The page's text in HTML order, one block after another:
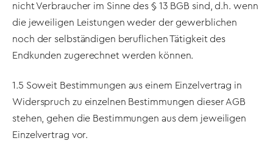
nicht Verbraucher im Sinne des § 13 BGB sind, d.h. wenn
die jeweiligen Leistungen weder der gewerblichen
noch der selbständigen beruflichen Tätigkeit des
Endkunden zugerechnet werden können.
1.5 Soweit Bestimmungen aus einem Einzelvertrag in
Widerspruch zu einzelnen Bestimmungen dieser AGB
stehen, gehen die Bestimmungen aus dem jeweiligen
Einzelvertrag vor.